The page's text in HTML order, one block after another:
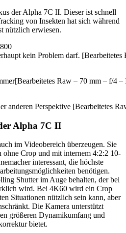
der Alpha 7C II. Dieser ist schnell
von Insekten hat sich während
nützlich erwiesen.
kein Problem darf.
Raw – 70 mm – f/4
anderen Perspektive [Bearbeitetes
Alpha 7C II
im Videobereich überzeugen. Sie
Crop und mit internem 4:2:2 10-
interessant, die höchste
benötigen.
Shutter im Auge behalten, der bei
wird. Bei 4K60 wird ein Crop
Situationen nützlich sein kann, aber
Die Kamera unterstützt
größeren Dynamikumfang und
bietet.